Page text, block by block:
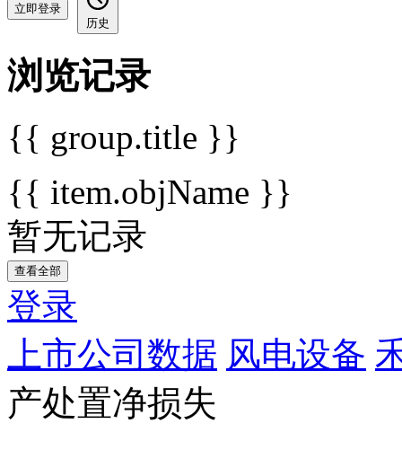
立即登录
历史
浏览记录
{{ group.title }}
{{ item.objName }}
暂无记录
查看全部
登录
上市公司数据 风电设备
产处置净损失